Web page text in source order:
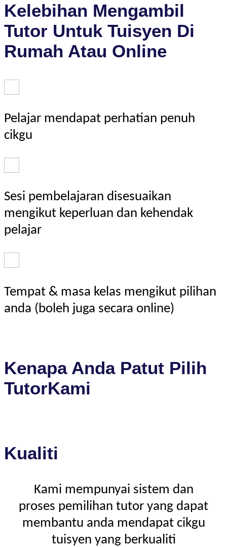
Kelebihan Mengambil
Tutor Untuk Tuisyen Di
Rumah Atau Online
Pelajar mendapat perhatian penuh
cikgu
Sesi pembelajaran disesuaikan
mengikut keperluan dan kehendak
pelajar
Tempat & masa kelas mengikut pilihan
anda (boleh juga secara online)
Kenapa Anda Patut Pilih
TutorKami
Kualiti
Kami mempunyai sistem dan
proses pemilihan tutor yang dapat
membantu anda mendapat cikgu
tuisyen yang berkualiti